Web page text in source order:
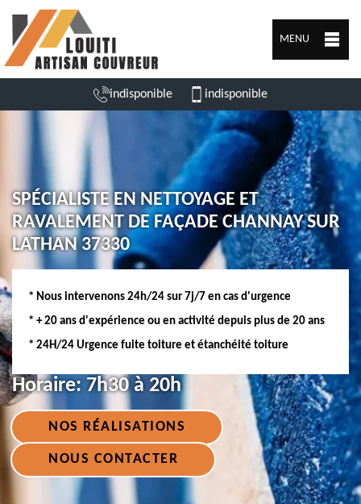
MENU
indisponible indisponible
SPÉCIALISTE EN NETTOYAGE ET
RAVALEMENT DE FAÇADE CHANNAY SUR
LATHAN 37330
* Nous intervenons 24h/24 sur 7j/7 en cas d'urgence
* + 20 ans d'expérience ou en activité depuis plus de 20 ans
* 24H/24 Urgence fuite toiture et étanchéité toiture
Horaire: 7h30 à 20h
NOS RÉALISATIONS
NOUS CONTACTER